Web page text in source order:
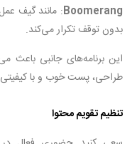
Boomerang: مانند گیف
بدون توقف تکرار می‌کند.
این برنامه‌های جانبی
طراحی، پست خوب و با کیفیتی
تنظیم تقویم محتوا